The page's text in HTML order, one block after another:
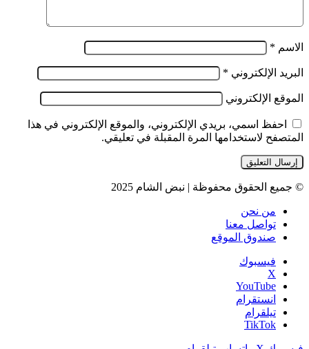
الاسم *
البريد الإلكتروني *
الموقع الإلكتروني
احفظ اسمي، بريدي الإلكتروني، والموقع الإلكتروني في هذا
المتصفح لاستخدامها المرة المقبلة في تعليقي.
© جميع الحقوق محفوظة | نبض الشام 2025
من نحن
تواصل معنا
صندوق الموقع
فيسبوك
‫X
‫YouTube
انستقرام
تيلقرام
‫TikTok